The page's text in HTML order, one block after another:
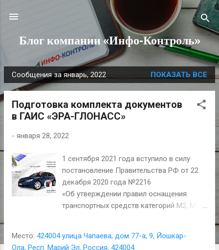
К основному контенту
Блог компании «Инфо-Контроль»
С
о
щ
Сообщения за январь, 2022 ПОКАЗАТЬ ВСЕ
Подготовка комплекта документов
в ГАИС «ЭРА-ГЛОНАСС»
- января 28, 2022
1 сентября 2021 года вступило в силу
постановление Правительства РФ от 22
декабря 2020 года №2216
«Об утверждении правил оснащения
транспортных средств категорий M2, M3 и
грузов, аппаратурой спутниковой
Место: 424004 улица Чапаева, дом 77-а, 9, Йошкар-
Ола, Респ. Марий Эл, Россия, 424004